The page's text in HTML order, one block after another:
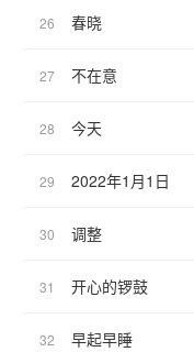
26 春晓
27 不在意
28 今天
29 2022年1月1日
30 调整
31 开心的锣鼓
32 早起早睡